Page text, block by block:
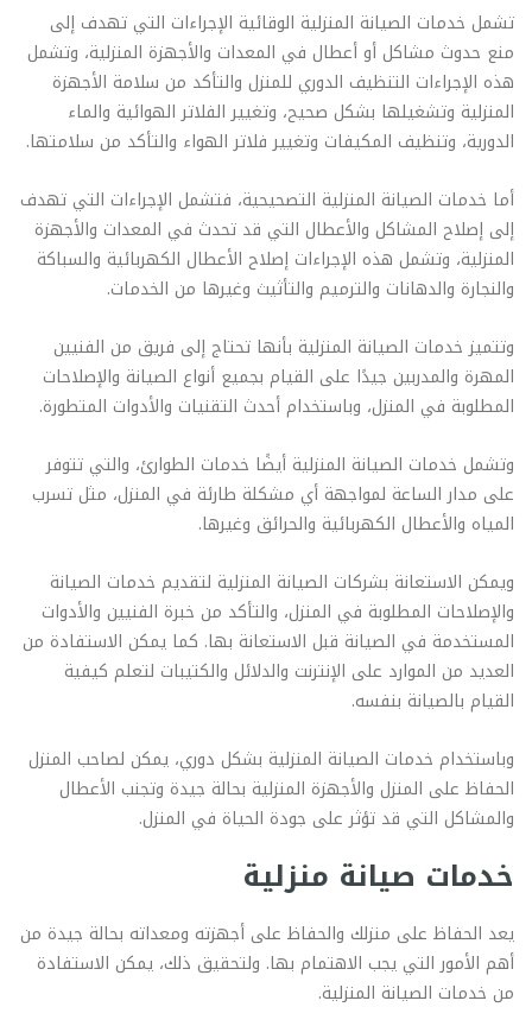
تشمل خدمات الصيانة المنزلية الوقائية الإجراءات التي تهدف إلى
منع حدوث مشاكل أو أعطال في المعدات والأجهزة المنزلية، وتشمل
هذه الإجراءات التنظيف الدوري للمنزل والتأكد من سلامة الأجهزة
المنزلية وتشغيلها بشكل صحيح، وتغيير الفلاتر الهوائية والماء
الدورية، وتنظيف المكيفات وتغيير فلاتر الهواء والتأكد من سلامتها.
أما خدمات الصيانة المنزلية التصحيحية، فتشمل الإجراءات التي تهدف
إلى إصلاح المشاكل والأعطال التي قد تحدث في المعدات والأجهزة
المنزلية، وتشمل هذه الإجراءات إصلاح الأعطال الكهربائية والسباكة
والنجارة والدهانات والترميم والتأثيث وغيرها من الخدمات.
وتتميز خدمات الصيانة المنزلية بأنها تحتاج إلى فريق من الفنيين
المهرة والمدربين جيدًا على القيام بجميع أنواع الصيانة والإصلاحات
المطلوبة في المنزل، وباستخدام أحدث التقنيات والأدوات المتطورة.
وتشمل خدمات الصيانة المنزلية أيضًا خدمات الطوارئ، والتي تتوفر
على مدار الساعة لمواجهة أي مشكلة طارئة في المنزل، مثل تسرب
المياه والأعطال الكهربائية والحرائق وغيرها.
ويمكن الاستعانة بشركات الصيانة المنزلية لتقديم خدمات الصيانة
والإصلاحات المطلوبة في المنزل، والتأكد من خبرة الفنيين والأدوات
المستخدمة في الصيانة قبل الاستعانة بها. كما يمكن الاستفادة من
العديد من الموارد على الإنترنت والدلائل والكتيبات لتعلم كيفية
القيام بالصيانة بنفسه.
وباستخدام خدمات الصيانة المنزلية بشكل دوري، يمكن لصاحب المنزل
الحفاظ على المنزل والأجهزة المنزلية بحالة جيدة وتجنب الأعطال
والمشاكل التي قد تؤثر على جودة الحياة في المنزل.
خدمات صيانة منزلية
يعد الحفاظ على منزلك والحفاظ على أجهزته ومعداته بحالة جيدة من
أهم الأمور التي يجب الاهتمام بها. ولتحقيق ذلك، يمكن الاستفادة
من خدمات الصيانة المنزلية.